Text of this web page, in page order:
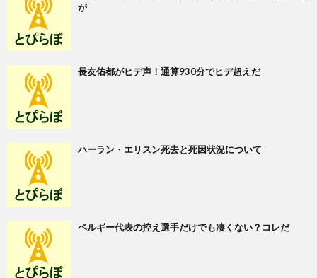
が
長友佑都がヒデ声！通算930分でヒデ超えだ
ハーラン・エリスン死去と死因状況について
ベルギー代表の控え選手だけでも凄くない？コレだ